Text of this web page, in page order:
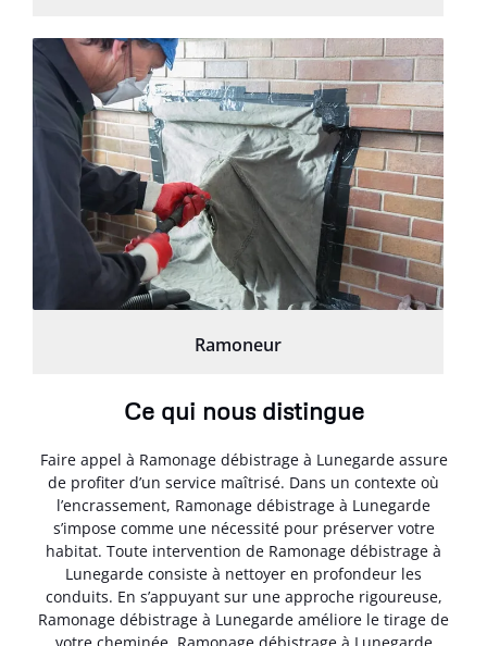
Ramoneur
Ce qui nous distingue
Faire appel à Ramonage débistrage à Lunegarde assure
de profiter d’un service maîtrisé. Dans un contexte où
l’encrassement, Ramonage débistrage à Lunegarde
s’impose comme une nécessité pour préserver votre
habitat. Toute intervention de Ramonage débistrage à
Lunegarde consiste à nettoyer en profondeur les
conduits. En s’appuyant sur une approche rigoureuse,
Ramonage débistrage à Lunegarde améliore le tirage de
votre cheminée. Ramonage débistrage à Lunegarde